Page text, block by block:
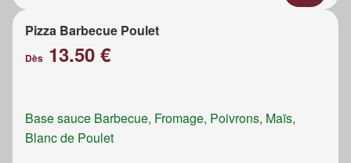
Pizza Barbecue Poulet
Dès 13.50 €
Base sauce Barbecue, Fromage, Poivrons, Maïs,
Blanc de Poulet